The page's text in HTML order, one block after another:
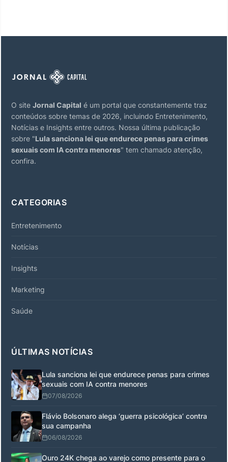
O site Jornal Capital é um portal que constantemente traz
conteúdos sobre temas de 2026, incluindo Entretenimento,
Notícias e Insights entre outros. Nossa última publicação
sobre "Lula sanciona lei que endurece penas para crimes
sexuais com IA contra menores" tem chamado atenção,
confira.
CATEGORIAS
Entretenimento
Notícias
Insights
Marketing
Saúde
ÚLTIMAS NOTÍCIAS
Lula sanciona lei que endurece penas para crimes
sexuais com IA contra menores
07/08/2026
Flávio Bolsonaro alega ‘guerra psicológica’ contra
sua campanha
06/08/2026
Ouro 24K chega ao varejo como presente para o